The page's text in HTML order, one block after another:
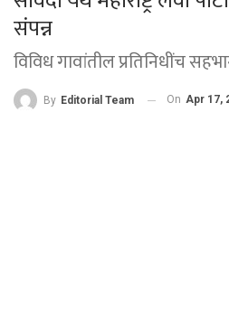
संपन्न
विविध गावांतील प्रतिनिधींच
By Editorial Team On Apr 17,